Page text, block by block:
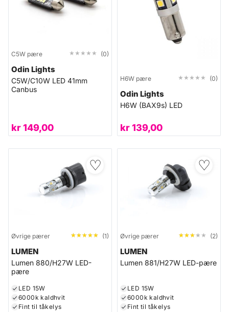
C5W pære ★★★★★
★★★★★ (0)
Odin Lights
C5W/C10W LED 41mm
Canbus
kr149,00
H6W pære ★★★★★
★★★★★ (0)
Odin Lights
H6W (BAX9s) LED
kr139,00
♡
Øvrige pærer ★★★★★
★★★★★ (1)
LUMEN
Lumen 880/H27W LED-
pære
LED 15W
6000k kaldhvit
Fint til tåkelys
♡
Øvrige pærer ★★★★★
★★★★★ (2)
LUMEN
Lumen 881/H27W LED-pære
LED 15W
6000k kaldhvit
Fint til tåkelys